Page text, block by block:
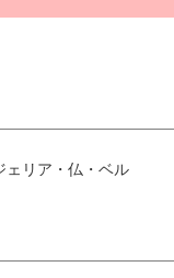
ェリア・仏・ベル